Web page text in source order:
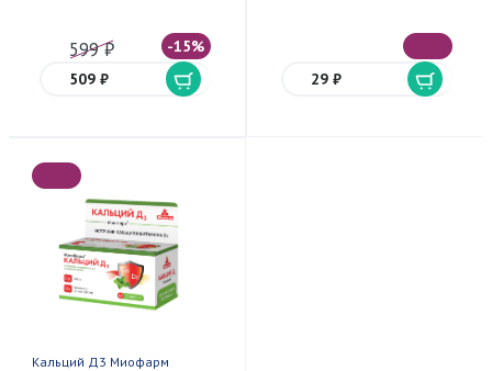
-15%
599 ₽
509 ₽ 29 ₽
Кальций Д3 Миофарм